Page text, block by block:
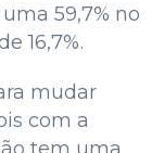
59,7% no
16,7%.
mudar
com a